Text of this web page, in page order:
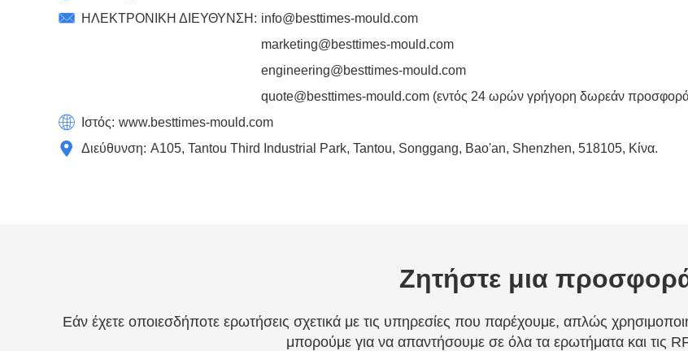
ΗΛΕΚΤΡΟΝΙΚΗ ΔΙΕΥΘΥΝΣΗ: info@besttimes-mould.com
marketing@besttimes-mould.com
engineering@besttimes-mould.com
quote@besttimes-mould.com (εντός 24 ωρών γρήγορη δωρεάν
Ιστός: www.besttimes-mould.com
Διεύθυνση: A105, Tantou Third Industrial Park, Tantou, Songgang, Bao'an, Shenzhen, 518105, Κίνα.
Ζητήστε μια
Εάν έχετε οποιεσδήποτε ερωτήσεις σχετικά με τις υπηρεσίες που παρέχουμε, απλώς
μπορούμε για να απαντήσουμε σε όλα τα ερωτήματα και τις